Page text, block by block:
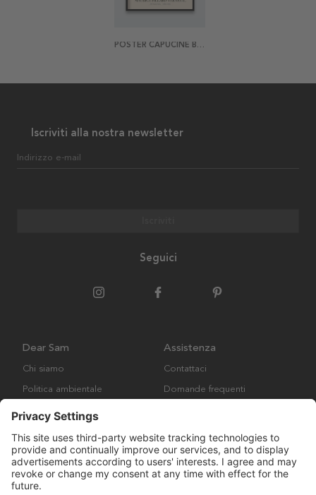
POSTER CAPUCINE BY MAURICE PILLARD VERNEUIL
Iscriviti alla nostra newsletter
Indirizzo e-mail
Seguici
Dear Sam
Chi siamo
Politica ambientale
Collaborazione
Assistenza
Contattaci
Domande frequenti